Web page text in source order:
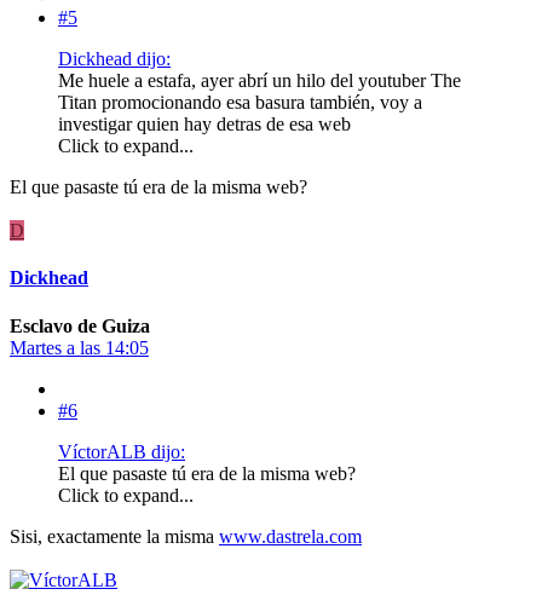
#5
Dickhead dijo:
Me huele a estafa, ayer abrí un hilo del youtuber The
Titan promocionando esa basura también, voy a
investigar quien hay detras de esa web
Click to expand...
El que pasaste tú era de la misma web?
D
Dickhead
Esclavo de Guiza
Martes a las 14:05
#6
VíctorALB dijo:
El que pasaste tú era de la misma web?
Click to expand...
Sisi, exactamente la misma www.dastrela.com